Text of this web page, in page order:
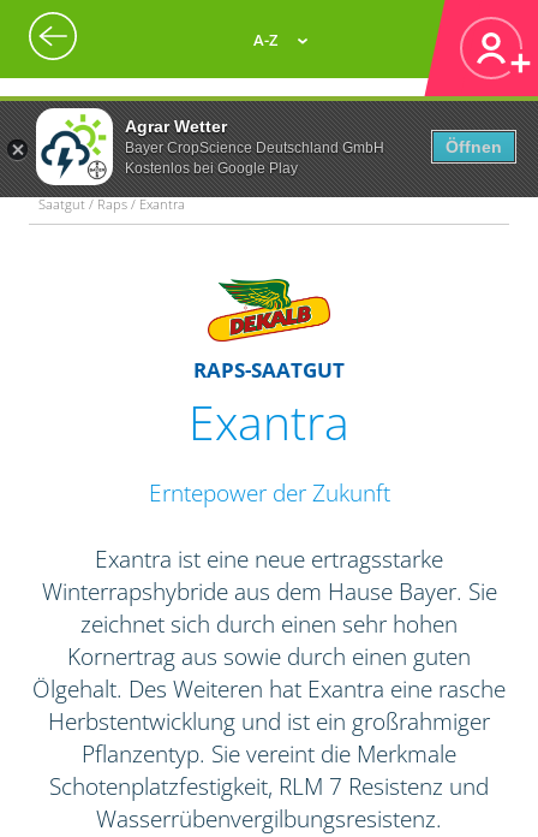
Agrar Wetter
Bayer CropScience Deutschland GmbH
Kostenlos bei Google Play
Öffnen
A-Z
Saatgut / Raps / Exantra
RAPS-SAATGUT
Exantra
Erntepower der Zukunft
Exantra ist eine neue ertragsstarke
Winterrapshybride aus dem Hause Bayer. Sie
zeichnet sich durch einen sehr hohen
Kornertrag aus sowie durch einen guten
Ölgehalt. Des Weiteren hat Exantra eine rasche
Herbstentwicklung und ist ein großrahmiger
Pflanzentyp. Sie vereint die Merkmale
Schotenplatzfestigkeit, RLM 7 Resistenz und
Wasserrübenvergilbungsresistenz.